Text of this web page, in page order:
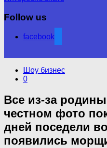
Follow us
facebook
Шоу бизнес
0
Все из-за
честном фото
дней поседели
появились